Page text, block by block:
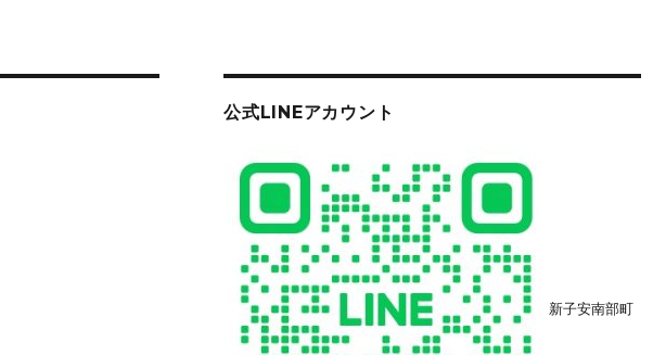
公式LINEアカウント
新子安南部町